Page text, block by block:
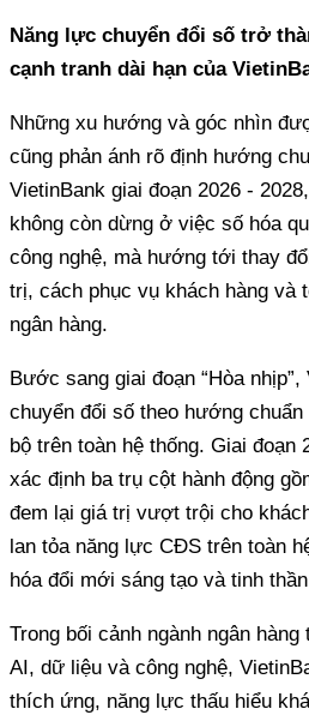
Năng lực chuyển đổi số trở
cạnh tranh dài hạn của
Những xu hướng và góc nhìn
cũng phản ánh rõ định hướng
VietinBank giai đoạn 2026 -
không còn dừng ở việc số hóa
công nghệ, mà hướng tới thay
trị, cách phục vụ khách hàng và
ngân hàng.
Bước sang giai đoạn “Hòa
chuyển đổi số theo hướng
bộ trên toàn hệ thống. Giai đoạn
xác định ba trụ cột hành động
đem lại giá trị vượt trội cho
lan tỏa năng lực CĐS trên toàn
hóa đổi mới sáng tạo và tinh
Trong bối cảnh ngành ngân
AI, dữ liệu và công nghệ,
thích ứng, năng lực thấu hiểu